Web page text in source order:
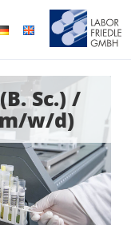
Sc.) /
w/d)